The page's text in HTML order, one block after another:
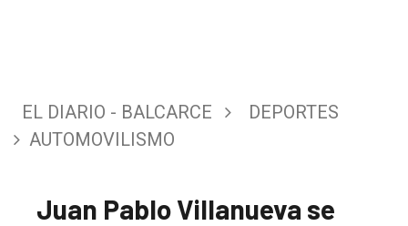
EL DIARIO - BALCARCE
DEPORTES
AUTOMOVILISMO
Juan Pablo Villanueva se